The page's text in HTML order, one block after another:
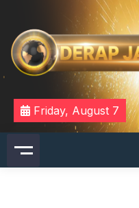
content
DERAPJAMBI
Friday, August 7